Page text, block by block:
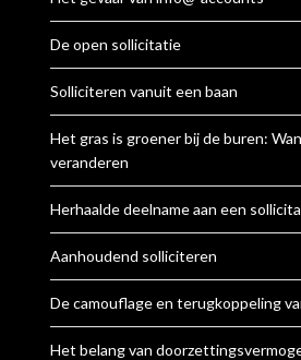
De open sollicitatie
Solliciteren vanuit een baan
Het gras is groener bij de buren:
veranderen
Herhaalde deelname aan een
Aanhoudend solliciteren
De camouflage en terugkoppeling
Het belang van